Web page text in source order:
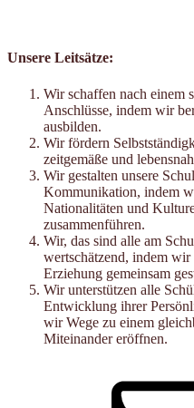
Unsere Leitsätze:
Wir schaffen nach einem
Anschlüsse, indem wir
ausbilden.
Wir fördern
zeitgemäße und
Wir gestalten unsere
Kommunikation, indem
Nationalitäten und
zusammenführen.
Wir, das sind alle am
wertschätzend, indem
Erziehung gemeinsam
Wir unterstützen alle
Entwicklung ihrer
wir Wege zu einem
Miteinander eröffnen.